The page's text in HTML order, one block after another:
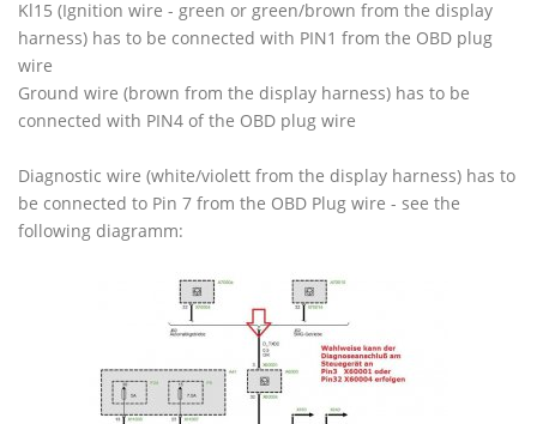
Kl15 (Ignition wire - green or green/brown from the display
harness) has to be connected with PIN1 from the OBD plug
wire
Ground wire (brown from the display harness) has to be
connected with PIN4 of the OBD plug wire
Diagnostic wire (white/violett from the display harness) has to
be connected to Pin 7 from the OBD Plug wire - see the
following diagramm: